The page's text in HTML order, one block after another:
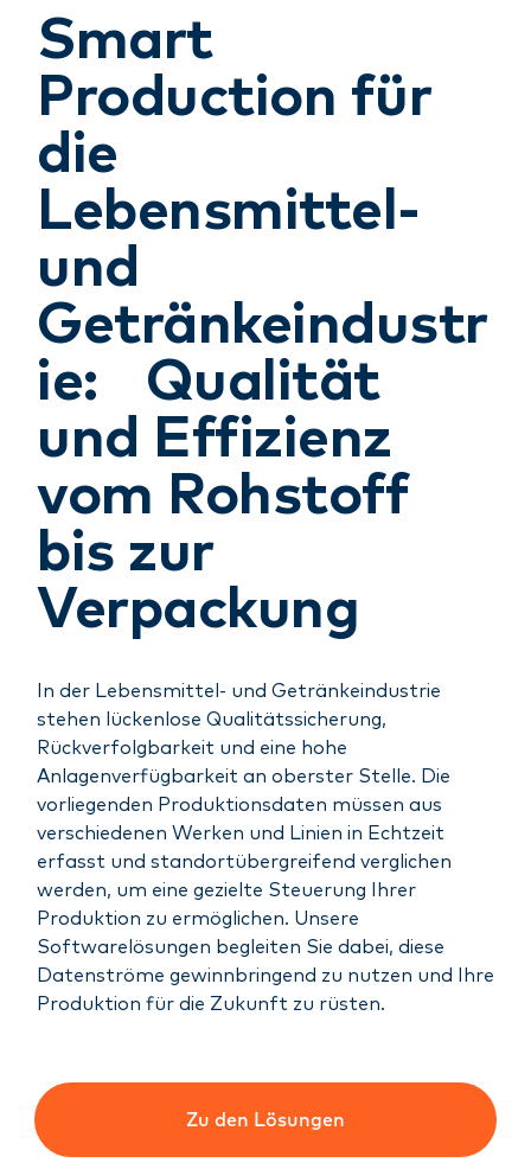
Smart
Production für
die
Lebensmittel-
und
Getränkeindustr
ie: Qualität
und Effizienz
vom Rohstoff
bis zur
Verpackung
In der Lebensmittel- und Getränkeindustrie
stehen lückenlose Qualitätssicherung,
Rückverfolgbarkeit und eine hohe
Anlagenverfügbarkeit an oberster Stelle. Die
vorliegenden Produktionsdaten müssen aus
verschiedenen Werken und Linien in Echtzeit
erfasst und standortübergreifend verglichen
werden, um eine gezielte Steuerung Ihrer
Produktion zu ermöglichen. Unsere
Softwarelösungen begleiten Sie dabei, diese
Datenströme gewinnbringend zu nutzen und Ihre
Produktion für die Zukunft zu rüsten.
Zu den Lösungen